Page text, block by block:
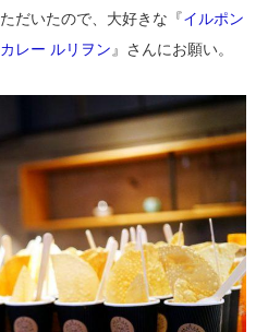
だいたので、大好きな『イルポン
レー ルリヲン 』さんにお願い。